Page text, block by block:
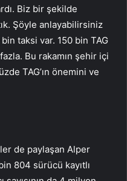
Biz bir şekilde
Şöyle anlayabilirsiniz
bin taksi var. 150 bin TAG
Bu rakamın şehir içi
TAG’ın önemini ve
de paylaşan Alper
804 sürücü kayıtlı